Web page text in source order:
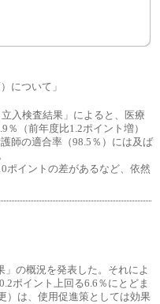
について」
入検査結果」によると、医療
（前年度比1.2ポイント増）
師の適合率（98.5％）には及ば
ポイントの差があるなど、依然
の概況を発表した。それによ
ポイント上回る6.6％にとどま
）は、使用促進策としては効果